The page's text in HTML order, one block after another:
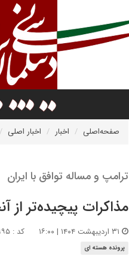
صفحه‌اصلی اخبار اخبار اصلی
ترامپ و مساله توافق با ایران
مذاکرات پیچیده‌تر
کد : ۲۰۳۲۹۹۵
پرونده هسته ای